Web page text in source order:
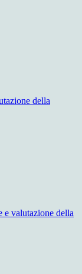
della
e valutazione della